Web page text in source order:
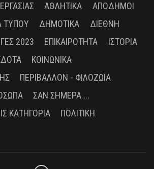
ΑΘΛΗΤΙΚΆ
ΑΠΌΔΗΜΟΙ
ΤΎΠΟΥ ΔΗΜΟΤΙΚΆ
ΔΙΕΘΝΉ
2023 ΕΠΙΚΑΙΡΌΤΗΤΑ
ΙΣΤΟΡΊΑ
ΚΟΙΝΩΝΙΚΆ
ΠΕΡΙΒΆΛΛΟΝ - ΦΙΛΟΖΩΊΑ
ΣΑΝ ΣΉΜΕΡΑ ...
ΚΑΤΗΓΟΡΊΑ ΠΟΛΙΤΙΚΉ